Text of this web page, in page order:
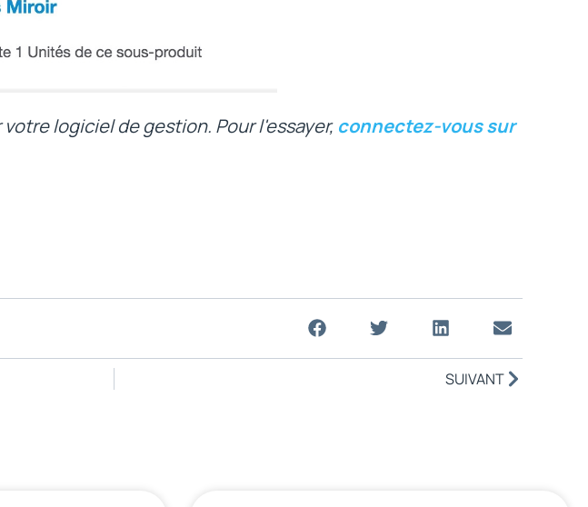
logiciel de gestion. Pour l'essayer, connectez-vous sur
SUIVANT